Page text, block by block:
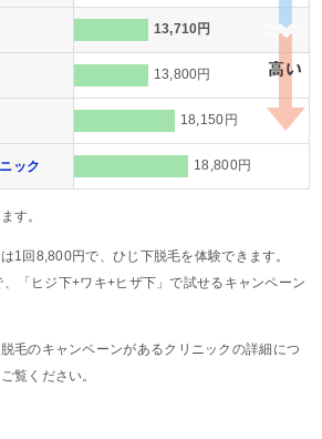
13,710円
13,800円
18,150円
ック 18,800円
す。
1回8,800円で、ひじ下脱毛を体験できます。
「ヒジ下+ワキ+ヒザ下」で試せるキャンペーン
毛のキャンペーンがあるクリニックの詳細につ
覧ください。